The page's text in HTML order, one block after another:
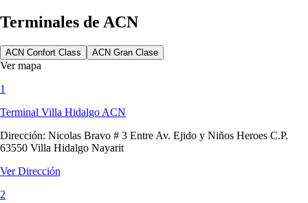
Terminales de ACN
ACN Confort Class ACN Gran Clase
Ver mapa
1
Terminal Villa Hidalgo ACN
Dirección: Nicolas Bravo # 3 Entre Av. Ejido y Niños Heroes C.P.
63550 Villa Hidalgo Nayarit
Ver Dirección
2